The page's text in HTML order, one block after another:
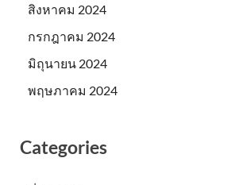
สิงหาคม 2024
กรกฎาคม 2024
มิถุนายน 2024
พฤษภาคม 2024
Categories